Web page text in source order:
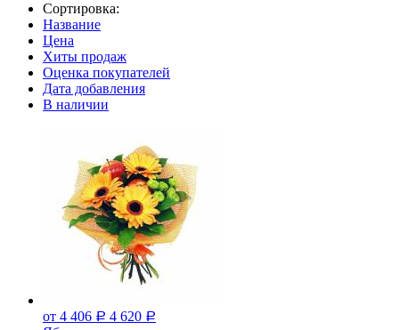
Сортировка:
Название
Цена
Хиты продаж
Оценка покупателей
Дата добавления
В наличии
от 4 406 Р 4 620 Р